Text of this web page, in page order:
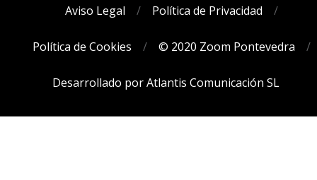
Aviso Legal Política de Privacidad
Política de Cookies © 2020 Zoom Pontevedra
Desarrollado por Atlantis Comunicación SL